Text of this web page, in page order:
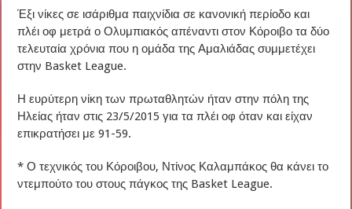
Έξι νίκες σε ισάριθμα παιχνίδια σε κανονική περίοδο και
πλέι οφ μετρά ο Ολυμπιακός απέναντι στον Κόροιβο τα δύο
τελευταία χρόνια που η ομάδα της Αμαλιάδας συμμετέχει
στην Basket League.
Η ευρύτερη νίκη των πρωταθλητών ήταν στην πόλη της
Ηλείας ήταν στις 23/5/2015 για τα πλέι οφ όταν και είχαν
επικρατήσει με 91-59.
* Ο τεχνικός του Κόροιβου, Ντίνος Καλαμπάκος θα κάνει το
ντεμπούτο του στους πάγκος της Basket League.